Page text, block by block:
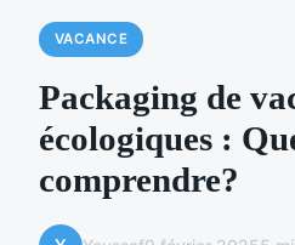
VACANCE
Packaging de
écologiques :
comprendre?